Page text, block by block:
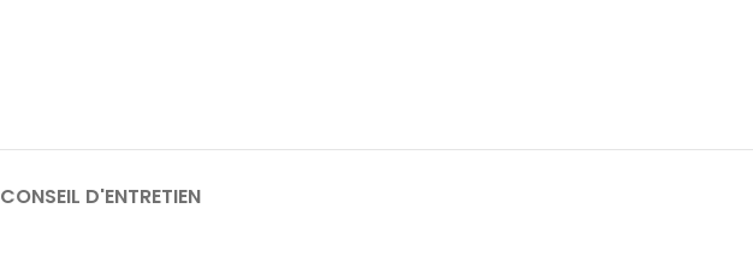
CONSEIL D'ENTRETIEN